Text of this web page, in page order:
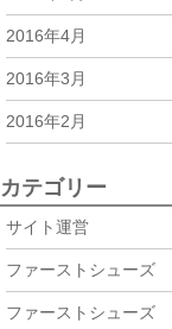
2016年4月
2016年3月
2016年2月
カテゴリー
サイト運営
ファーストシューズ
ファーストシューズ